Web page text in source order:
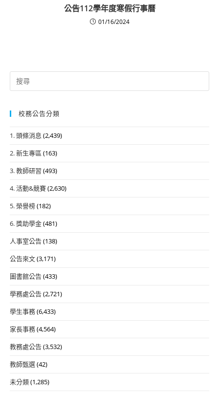
公告112學年度寒假行事曆
01/16/2024
Search
for:
校務公告分類
1. 頭條消息 (2,439)
2. 新生專區 (163)
3. 教師研習 (493)
4. 活動&競賽(2,630)
5. 榮譽榜(182)
6. 獎助學金(481)
人事室公告(138)
公告來文(3,171)
圖書館公告(433)
學務處公告(2,721)
學生事務(6,433)
家長事務(4,564)
教務處公告(3,532)
教師甄選(42)
未分類(1,285)